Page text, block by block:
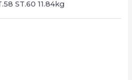
ST.60 11.84kg